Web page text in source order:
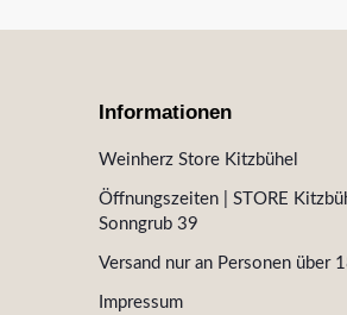
Informationen
Weinherz Store Kitzbühel
Öffnungszeiten | STORE
Sonngrub 39
Versand nur an Personen über
Impressum